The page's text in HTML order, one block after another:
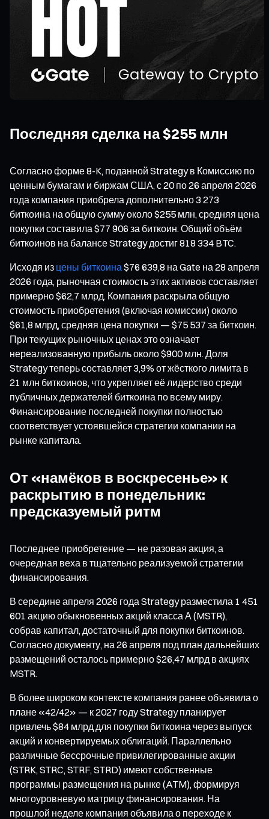
Последняя сделка на $255 млн
Согласно форме 8-K, поданной Strategy в Комиссию по
ценным бумагам и биржам США, с 20 по 26 апреля 2026
года компания приобрела дополнительно 3 273
биткоина на общую сумму около $255 млн, средняя цена
покупки составила $77 906 за биткоин. Общий объём
биткоинов на балансе Strategy достиг 818 334 BTC.
Исходя из цены биткоина $76 639,8 на Gate на 28 апреля
2026 года, рыночная стоимость этих активов составляет
примерно $62,7 млрд. Компания раскрыла общую
стоимость приобретения (включая комиссии) около
$61,8 млрд, средняя цена покупки — $75 537 за биткоин.
При текущих рыночных ценах это означает
нереализованную прибыль около $900 млн. Доля
Strategy теперь составляет 3,9% от жёсткого лимита в
21 млн биткоинов, что укрепляет её лидерство среди
публичных держателей биткоина по всему миру.
Финансирование последней покупки полностью
соответствует устоявшейся стратегии компании на
рынке капитала.
От «намёков в воскресенье» к
раскрытию в понедельник:
предсказуемый ритм
Последнее приобретение — не разовая акция, а
очередная веха в тщательно реализуемой стратегии
финансирования.
В середине апреля 2026 года Strategy разместила 1 451
601 акцию обыкновенных акций класса А (MSTR),
собрав капитал, достаточный для покупки биткоинов.
Согласно документу, на 26 апреля под план дальнейших
размещений осталось примерно $26,47 млрд в акциях
MSTR.
В более широком контексте компания ранее объявила о
плане «42/42» — к 2027 году Strategy планирует
привлечь $84 млрд для покупки биткоина через выпуск
акций и конвертируемых облигаций. Параллельно
различные бессрочные привилегированные акции
(STRK, STRC, STRF, STRD) имеют собственные
программы размещения на рынке (ATM), формируя
многоуровневую матрицу финансирования. На
прошлой неделе компания объявила о переходе к